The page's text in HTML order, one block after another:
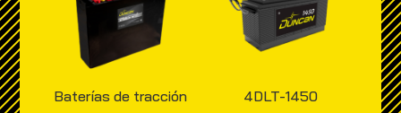
Baterías de tracción 4DLT-1450